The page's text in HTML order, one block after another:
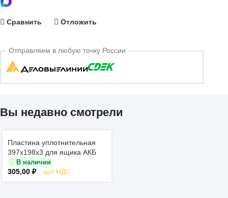
Сравнить Отложить
Отправляем в любую точку России
Вы недавно смотрели
Пластина уплотнительная
397х198х3 для ящика АКБ
В наличии
305,00 ₽ вкл НДС